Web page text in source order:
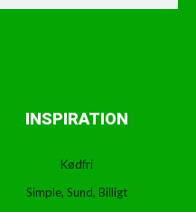
INSPIRATION
Kødfri
Simple, Sund, Billigt